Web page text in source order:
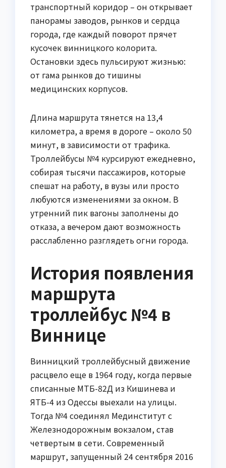
транспортный коридор – он открывает
панорамы заводов, рынков и сердца
города, где каждый поворот прячет
кусочек винницкого колорита.
Остановки здесь пульсируют жизнью:
от гама рынков до тишины
медицинских корпусов.
Длина маршрута тянется на 13,4
километра, а время в дороге – около 50
минут, в зависимости от трафика.
Троллейбусы №4 курсируют ежедневно,
собирая тысячи пассажиров, которые
спешат на работу, в вузы или просто
любуются изменениями за окном. В
утренний пик вагоны заполнены до
отказа, а вечером дают возможность
расслабленно разглядеть огни города.
История появления
маршрута
троллейбус №4 в
Виннице
Винницкий троллейбусный движение
расцвело еще в 1964 году, когда первые
списанные МТБ-82Д из Кишинева и
ЯТБ-4 из Одессы выехали на улицы.
Тогда №4 соединял Мединститут с
Железнодорожным вокзалом, став
четвертым в сети. Современный
маршрут, запущенный 24 сентября 2016